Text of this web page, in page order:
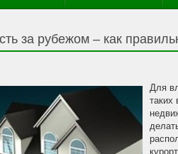
за рубежом – как
Для
таких